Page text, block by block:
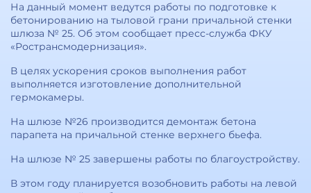
На данный момент ведутся работы по подготовке к
бетонированию на тыловой грани причальной стенки
шлюза № 25. Об этом сообщает пресс-служба ФКУ
«Ространсмодернизация».
В целях ускорения сроков выполнения работ
выполняется изготовление дополнительной
гермокамеры.
На шлюзе №26 производится демонтаж бетона
парапета на причальной стенке верхнего бьефа.
На шлюзе № 25 завершены работы по благоустройству.
В этом году планируется возобновить работы на левой